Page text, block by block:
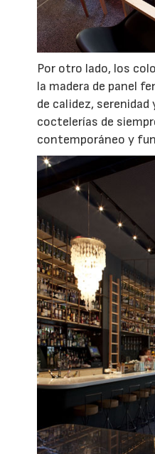
Por otro lado, los
la madera de panel
de calidez,
coctelerías de
contemporáneo y